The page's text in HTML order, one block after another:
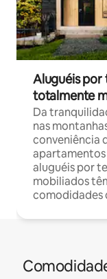
Aluguéis
totalmente
Da
nas
conveniência
apartamentos
aluguéis por
mobiliados
comodidades